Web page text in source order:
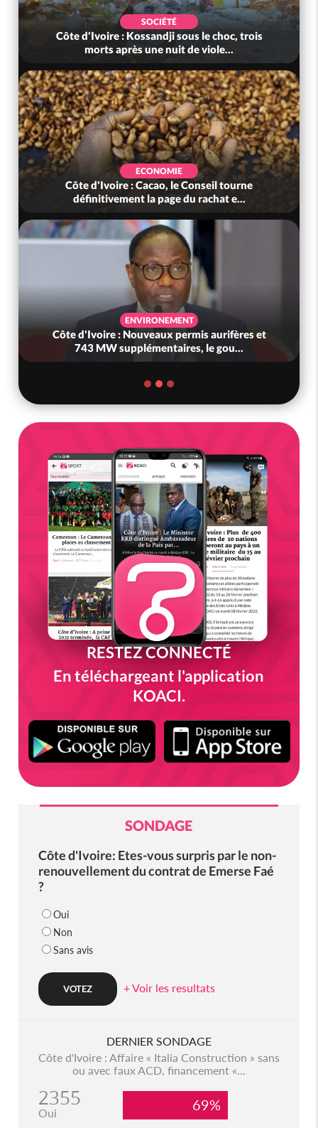
SOCIÉTÉ
Côte d'Ivoire : Kossandji sous le choc, trois
morts après une nuit de viole...
ECONOMIE
Côte d'Ivoire : Cacao, le Conseil tourne
définitivement la page du rachat e...
ENVIRONEMENT
Côte d'Ivoire : Nouveaux permis aurifères et
743 MW supplémentaires, le gou...
RESTEZ CONNECTÉ
En téléchargeant l'application
KOACI.
SONDAGE
Côte d'Ivoire: Etes-vous surpris par le non-
renouvellement du contrat de Emerse Faé
?
Oui
Non
Sans avis
+ Voir les resultats
DERNIER SONDAGE
Côte d'Ivoire : Affaire « Italia Construction » sans
ou avec faux ACD, financement «...
2355
Oui 69%